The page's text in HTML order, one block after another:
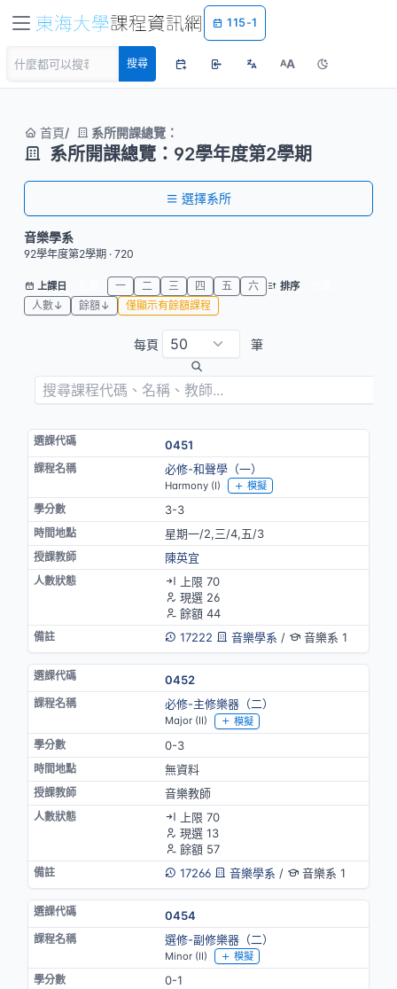
115-1
搜尋 AA
首頁 系所開課總覽：
系所開課總覽：92學年度第2學期
選擇系所
音樂學系
92學年度第2學期 · 720
上課日 一 二 三 四 五 六 排序
人數↓
餘額↓ 僅顯示有餘額課程
每頁 筆
0451
必修-和聲學（一）
Harmony (I) 模擬
3-3
星期一/2,三/4,五/3
陳英宜
上限 70
現選 26
餘額 44
17222
音樂學系 / 音樂系 1
0452
必修-主修樂器（二）
Major (II) 模擬
0-3
無資料
音樂教師
上限 70
現選 13
餘額 57
17266
音樂學系 / 音樂系 1
0454
選修-副修樂器（二）
Minor (II) 模擬
0-1